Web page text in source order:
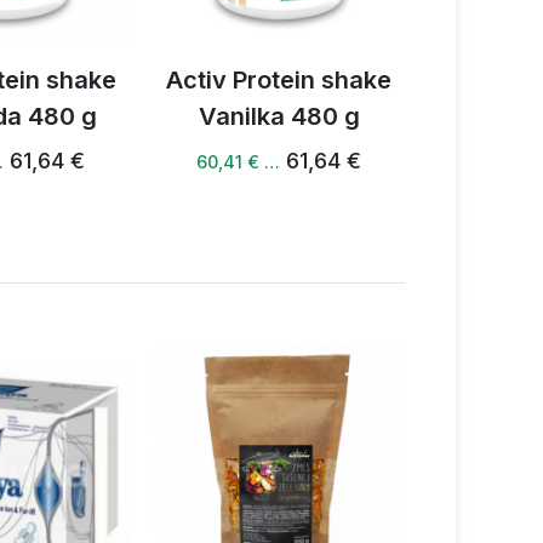
těch nejlepších ingrediencí, navržená
shake
480 g
…61,64 €
Activ Protein shake
Banán 480 g
60,41 € …61,64 €